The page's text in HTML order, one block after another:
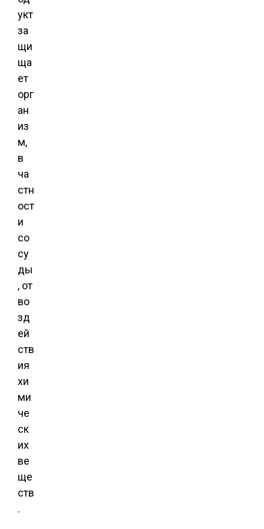
укт
за
щи
ща
ет
орг
ан
из
м,
в
ча
стн
ост
и
со
су
ды
, от
во
зд
ей
ств
ия
хи
ми
че
ск
их
ве
ще
ств
.